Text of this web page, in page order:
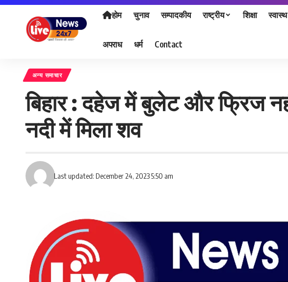
होम चुनाव सम्पादकीय राष्ट्रीय शिक्षा स्वास्थ
अपराध धर्म Contact
अन्य समाचार
बिहार : दहेज में बुलेट और फ्रिज
नदी में मिला शव
Last updated: December 24, 2023 5:50 am